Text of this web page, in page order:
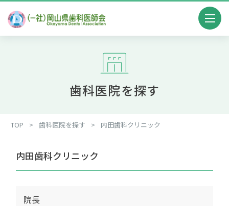
歯科医院を探す
TOP > 歯科医院を探す > 内田歯科クリニック
内田歯科クリニック
院長